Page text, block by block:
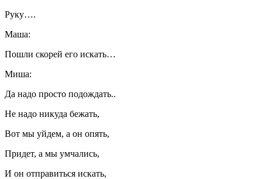
Руку….
Маша:
Пошли скорей его искать…
Миша:
Да надо просто подождать..
Не надо никуда бежать,
Вот мы уйдем, а он опять,
Придет, а мы умчались,
И он отправиться искать,